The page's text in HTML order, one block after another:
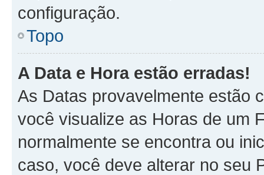
configuração.
Topo
A Data e Hora estão erradas!
As Datas provavelmente estão
você visualize as Horas de um
normalmente se encontra ou
caso, você deve alterar no seu